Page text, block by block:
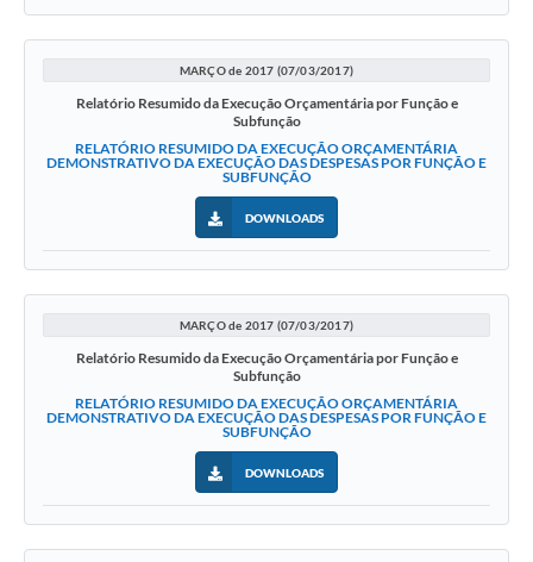
MARÇO de 2017 (07/03/2017)
Relatório Resumido da Execução Orçamentária por Função e
Subfunção
RELATÓRIO RESUMIDO DA EXECUÇÃO ORÇAMENTÁRIA
DEMONSTRATIVO DA EXECUÇÃO DAS DESPESAS POR FUNÇÃO E
SUBFUNÇÃO
DOWNLOADS
MARÇO de 2017 (07/03/2017)
Relatório Resumido da Execução Orçamentária por Função e
Subfunção
RELATÓRIO RESUMIDO DA EXECUÇÃO ORÇAMENTÁRIA
DEMONSTRATIVO DA EXECUÇÃO DAS DESPESAS POR FUNÇÃO E
SUBFUNÇÃO
DOWNLOADS